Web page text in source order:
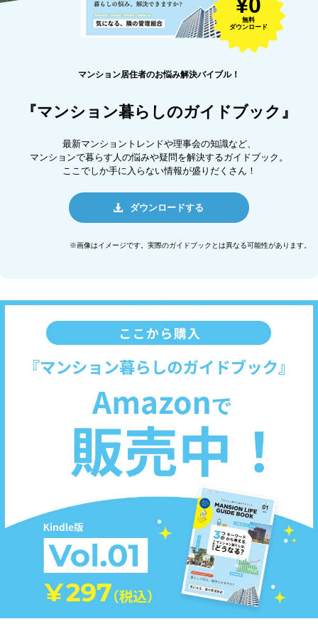
¥0
無料
ダウンロード
マンション居住者のお悩み解決バイブル！
『マンション暮らしのガイドブック』
最新マンショントレンドや理事会の知識など、
マンションで暮らす人の悩みや疑問を解決するガイドブック。
ここでしか手に入らない情報が盛りだくさん！
ダウンロードする
※画像はイメージです。実際のガイドブックとは異なる可能性があります。